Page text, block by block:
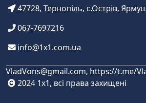
47728, Тернопіль, с.Острів,
067-7697216
info@1x1.com.ua
VladVons@gmail.com, https://t.me/
2024 1x1, всі права захищені